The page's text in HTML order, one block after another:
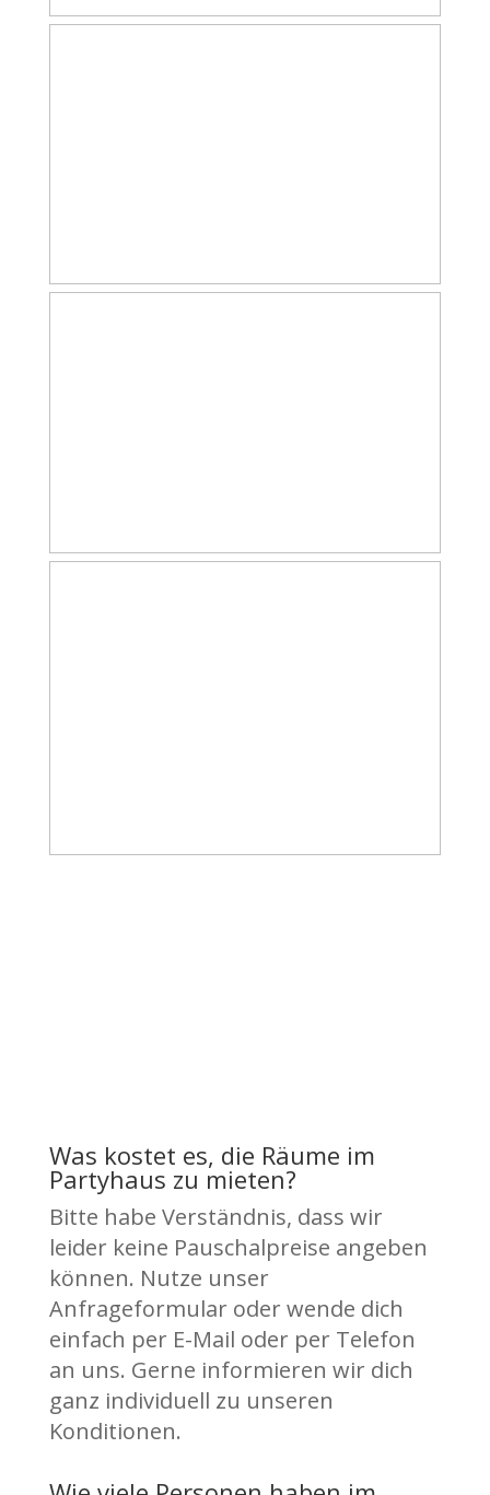
Was kostet es, die Räume im
Partyhaus zu mieten?
Bitte habe Verständnis, dass wir
leider keine Pauschalpreise angeben
können. Nutze unser
Anfrageformular oder wende dich
einfach per E-Mail oder per Telefon
an uns. Gerne informieren wir dich
ganz individuell zu unseren
Konditionen.